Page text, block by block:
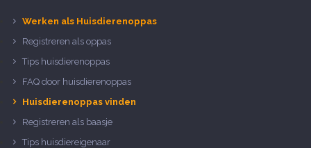
Werken als Huisdierenoppas
Registreren als oppas
Tips huisdierenoppas
FAQ door huisdierenoppas
Huisdierenoppas vinden
Registreren als baasje
Tips huisdiereigenaar